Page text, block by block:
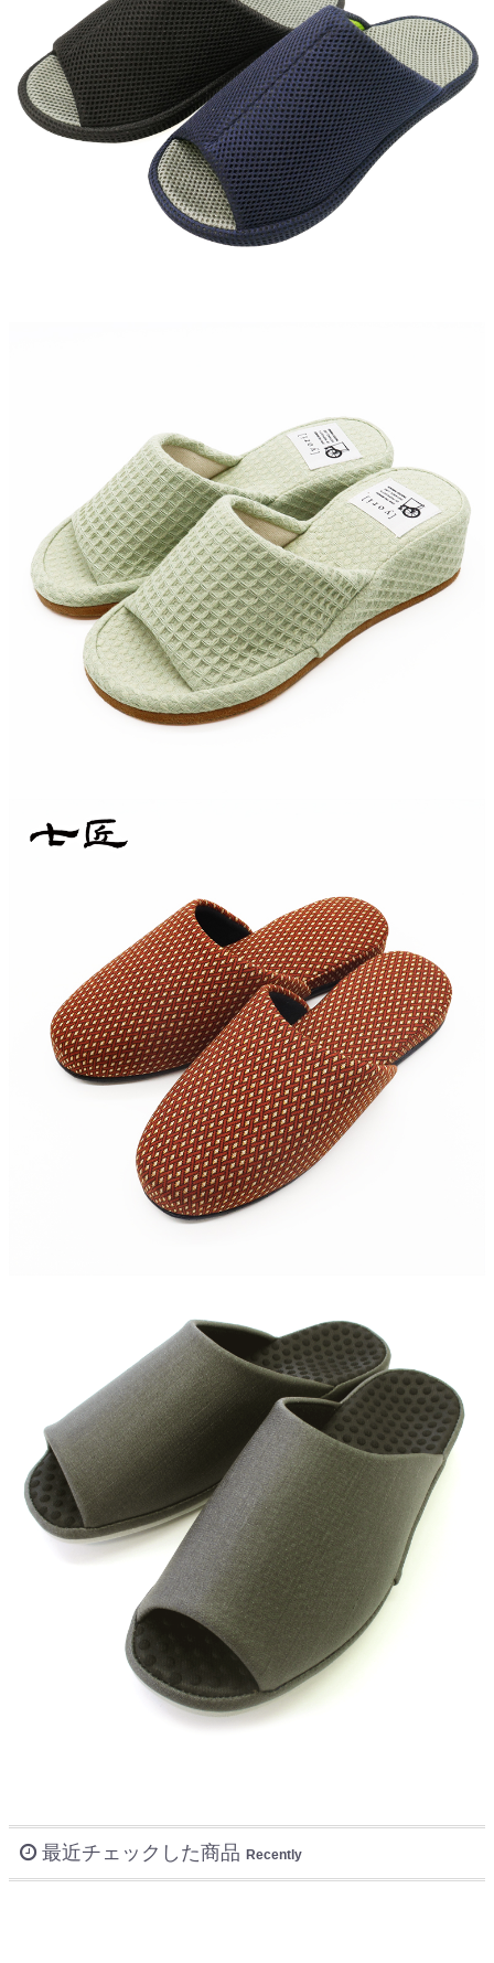
最近チェックした商品 Recently